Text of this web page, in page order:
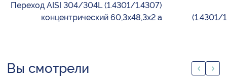
Переход AISI 304/304L (1.4301/1.4307)
концентрический 60,3х48,3х2 а
(1.4301/
Вы смотрели